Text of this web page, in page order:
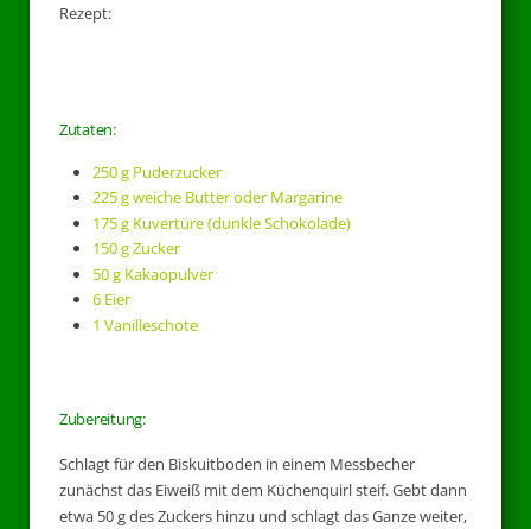
Rezept:
Zutaten:
250 g Puderzucker
225 g weiche Butter oder Margarine
175 g Kuvertüre (dunkle Schokolade)
150 g Zucker
50 g Kakaopulver
6 Eier
1 Vanilleschote
Zubereitung:
Schlagt für den Biskuitboden in einem Messbecher
zunächst das Eiweiß mit dem Küchenquirl steif. Gebt dann
etwa 50 g des Zuckers hinzu und schlagt das Ganze weiter,